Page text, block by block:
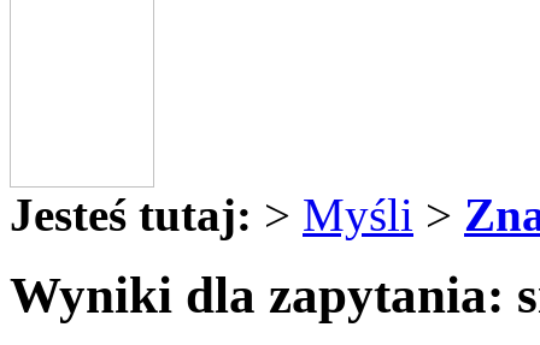
Jesteś tutaj: > Myśli >
Wyniki dla zapytania: